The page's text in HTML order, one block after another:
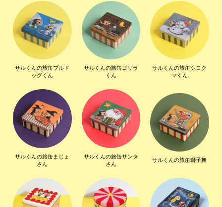
サルくんの旅缶ブルド
ッグくん
サルくんの旅缶ゴリラ
くん
サルくんの旅缶シロク
マくん
サルくんの旅缶まじょ
さん
サルくんの旅缶サンタ
さん
サルくんの旅缶獅子舞